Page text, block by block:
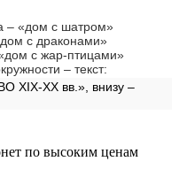
– «дом с шатром»
с драконами»
с жар-птицами»
– текст:
XIX-XX вв.», внизу –
по высоким ценам